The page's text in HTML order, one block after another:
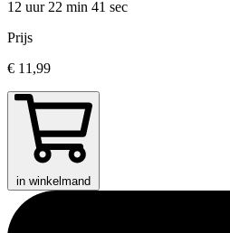
12 uur 22 min 41 sec
Prijs
€ 11,99
in winkelmand